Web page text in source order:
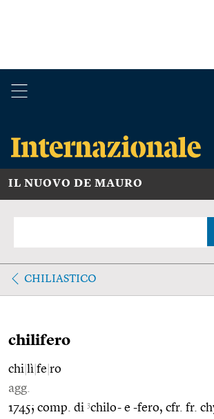
IL NUOVO DE MAURO
CHILIASTICO
chilifero
chi lì fe ro
agg.
1745; comp. di 3chilo- e -fero, cfr. fr.